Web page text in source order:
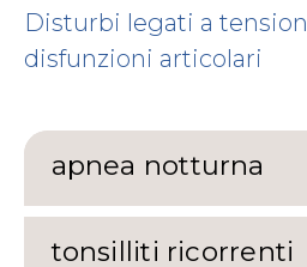
Disturbi legati a
disfunzioni articolari
apnea notturna
tonsilliti ricorrenti